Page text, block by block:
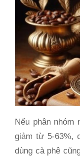
Nếu phân
giảm từ 5-63%,
dùng cà phê